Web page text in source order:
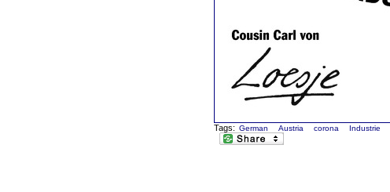
Tags: German Austria corona Industrie